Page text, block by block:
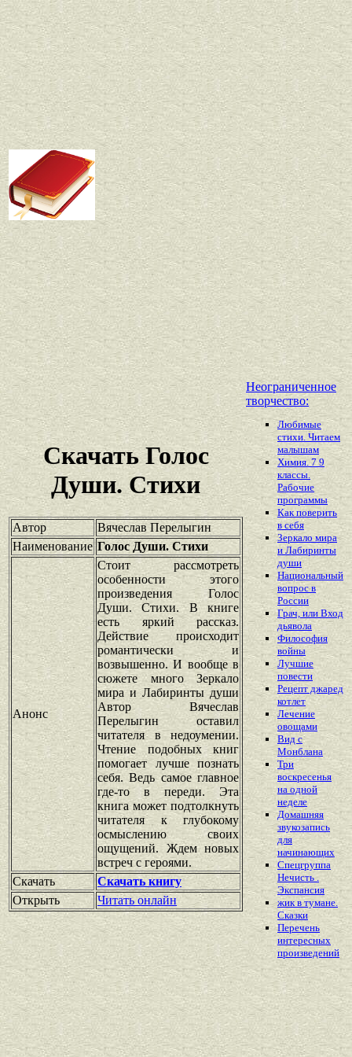
Скачать Голос
Души. Стихи
Автор
Вячеслав Перелыгин
Наименование Голос Души. Стихи
Анонс
Стоит рассмотреть
особенности этого
произведения Голос
Души. Стихи. В книге
есть яркий рассказ.
Действие происходит
романтически и
возвышенно. И вообще в
сюжете много Зеркало
мира и Лабиринты души
Автор Вячеслав
Перелыгин оставил
читателя в недоумении.
Чтение подобных книг
помогает лучше познать
себя. Ведь самое главное
где-то в переди. Эта
книга может подтолкнуть
читателя к глубокому
осмыслению своих
ощущений. Ждем новых
встреч с героями.
Скачать
Скачать книгу
Открыть
Читать онлайн
Неограниченное
творчество:
Любимые
стихи. Читаем
малышам
Химия. 7 9
классы.
Рабочие
программы
Как поверить
в себя
Зеркало мира
и Лабиринты
души
Национальный
вопрос в
России
Грач, или Вход
дьявола
Философия
войны
Лучшие
повести
Рецепт джаред
котлет
Лечение
овощами
Вид с
Монблана
Три
воскресенья
на одной
неделе
Домашняя
звукозапись
для
начинающих
Спецгруппа
Нечисть .
Экспансия
жик в тумане.
Сказки
Перечень
интересных
произведений